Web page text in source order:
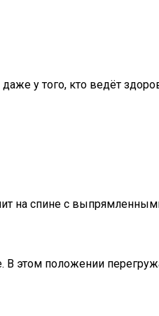
у того, кто ведёт
на спине с
В этом положении